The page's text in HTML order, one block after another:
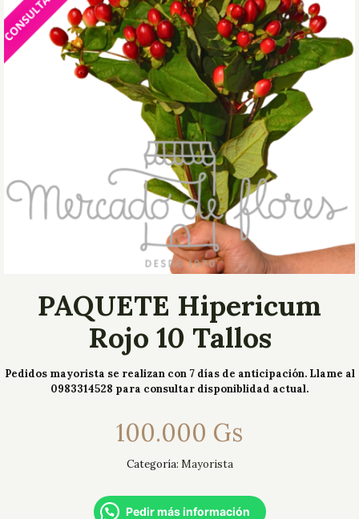
PAQUETE Hipericum
Rojo 10 Tallos
Pedidos mayorista se realizan con 7 días de anticipación. Llame al
0983314528 para consultar disponiblidad actual.
100.000 Gs
Categoría: Mayorista
Pedir más información